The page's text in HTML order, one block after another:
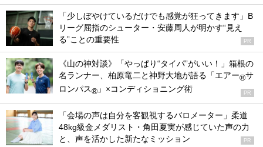
「少しぼやけているだけでも感覚が狂ってきます」B
リーグ屈指のシューター・安藤周人が明かす“見え
る”ことの重要性
PR
《山の神対談》「やっぱり“タイパ”がいい！」箱根の
名ランナー、柏原竜二と神野大地が語る「エアー®サ
ロンパス® 」×コンディショニング術 PR
「会場の声は自分を客観視するバロメーター」柔道
48kg級金メダリスト・角田夏実が感じていた声の力
と、声を活かした新たなミッション
PR